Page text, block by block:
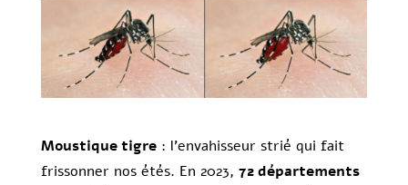
Moustique tigre: l’envahisseur strié qui fait
frissonner nos étés. En 2023, 72 départements